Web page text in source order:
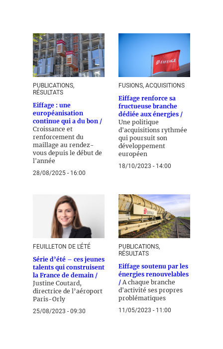
PUBLICATIONS,
RÉSULTATS
Eiffage : une
européanisation
continue qui a du bon /
Croissance et
renforcement du
maillage au rendez-
vous depuis le début de
l'année
28/08/2025 - 16:00
FUSIONS, ACQUISITIONS
Eiffage renforce sa
fructueuse branche
dédiée aux énergies /
Une politique
d'acquisitions rythmée
qui poursuit son
développement
européen
18/10/2023 - 14:00
FEUILLETON DE L'ÉTÉ
Série d’été – ces jeunes
talents qui construisent
la France de demain /
Justine Coutard,
directrice de l’aéroport
Paris-Orly
25/08/2023 - 09:30
PUBLICATIONS,
RÉSULTATS
Eiffage soutenu par les
énergies renouvelables
/ A chaque branche
d'activité ses propres
problématiques
11/05/2023 - 11:00